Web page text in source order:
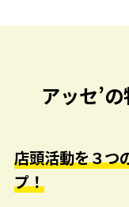
アッセ’
店頭活動を３つ
プ！